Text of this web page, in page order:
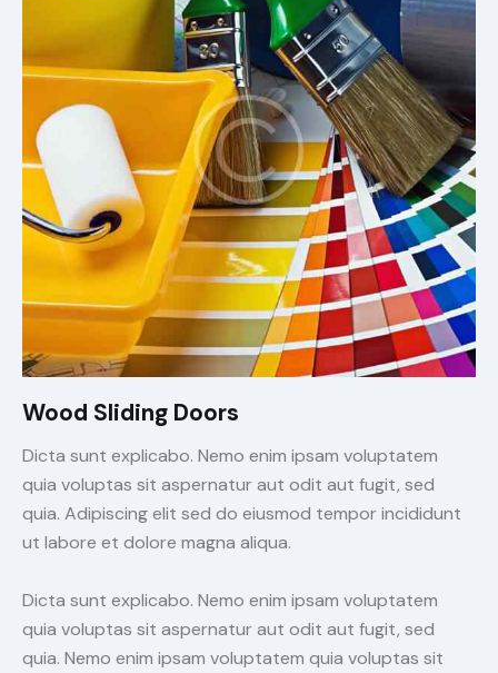
Wood Sliding Doors
Dicta sunt explicabo. Nemo enim ipsam voluptatem
quia voluptas sit aspernatur aut odit aut fugit, sed
quia. Adipiscing elit sed do eiusmod tempor incididunt
ut labore et dolore magna aliqua.
Dicta sunt explicabo. Nemo enim ipsam voluptatem
quia voluptas sit aspernatur aut odit aut fugit, sed
quia. Nemo enim ipsam voluptatem quia voluptas sit